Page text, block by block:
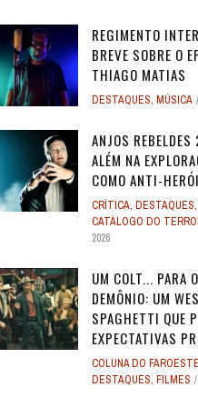
SUPERMAN
17 DE JULHO DE
ANJOS REBELDES: UM
SINGULAR DO
DOS ANOS
28 DE ABRIL DE
ANJOS REBELDES: UM
SINGULAR DO
DOS ANOS
28 DE ABRIL DE
VERÃO PASSADO: UMA
...
4 DE JULHO DE
MENINO
31 DE AGOSTO DE
REGIMENTO
BREVE SOBRE O
THIAGO MATIAS
DESTAQUES, MÚSICA
ANJOS
ALÉM NA
COMO ANTI-
CRÍTICA, DESTAQUES,
CATÁLOGO DO
2026
UM COLT... PARA
DEMÔNIO: UM
SPAGHETTI QUE
EXPECTATIVAS
COLUNA DO FAROESTE
DESTAQUES, FILMES